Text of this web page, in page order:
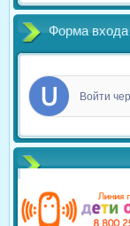
Форма входа
Войти